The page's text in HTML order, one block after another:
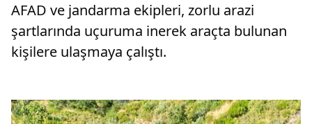
AFAD ve jandarma ekipleri, zorlu arazi
şartlarında uçuruma inerek araçta bulunan
kişilere ulaşmaya çalıştı.